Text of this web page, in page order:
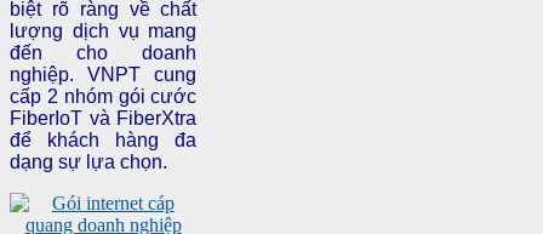
biệt rõ ràng về chất
lượng dịch vụ mang
đến cho doanh
nghiệp. VNPT cung
cấp 2 nhóm gói cước
FiberIoT và FiberXtra
để khách hàng đa
dạng sự lựa chọn.